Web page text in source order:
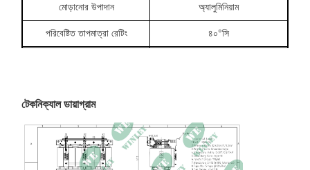
মোড়ানোর উপাদান অ্যালুমিনিয়াম
পরিবেষ্টিত তাপমাত্রা রেটিং ৪০°সি
লোড হ্রাস নেই
লোড হ্রাস 2৮৫৬ ডাব্লু
প্রতিরোধ 5. ৪২%
টেকনিক্যাল ডায়াগ্রাম